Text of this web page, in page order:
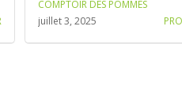
COMPTOIR DES POMMES
juillet 3, 2025